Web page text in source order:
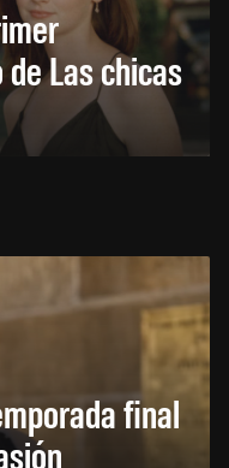
Las chicas
final